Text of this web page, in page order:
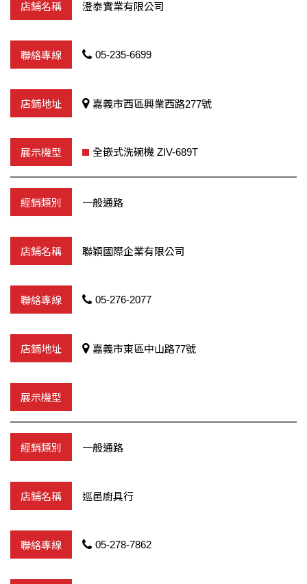
澄泰實業有限公司
05-235-6699
嘉義市西區興業西路277號
全嵌式洗碗機 ZIV-689T
一般通路
聯穎國際企業有限公司
05-276-2077
嘉義市東區中山路77號
一般通路
巡邑廚具行
05-278-7862